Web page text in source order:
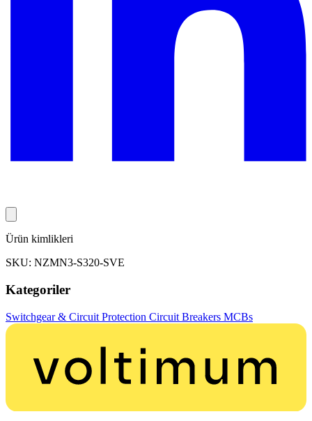
Ürün kimlikleri
SKU: NZMN3-S320-SVE
Kategoriler
Switchgear & Circuit Protection Circuit Breakers MCBs